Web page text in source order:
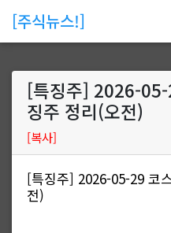
[주식뉴스!]
[특징주] 2026-
징주 정리(오전)
[복사]
[특징주] 2026-05-29 코
전)